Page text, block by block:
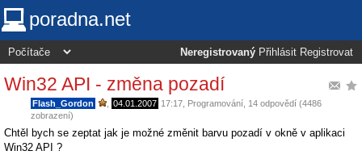
poradna.net
Neregistrovaný Přihlásit Registrovat
Win32 API - změna pozadí
Flash_Gordon 04.01.2007 17:17 Programování , 14 odpovědí (4486
zobrazení)
Chtěl bych se zeptat jak je možné změnit barvu pozadí v okně v aplikaci
Win32 API ?